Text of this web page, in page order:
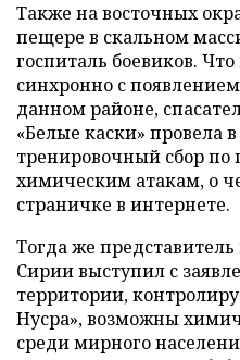
Также на восточных
пещере в скальном
госпиталь боевиков.
синхронно с
данном районе,
«Белые каски» провела
тренировочный сбор по
химическим атакам, о
страничке в интернете.
Тогда же
Сирии выступил с
территории,
Нусра», возможны
среди мирного